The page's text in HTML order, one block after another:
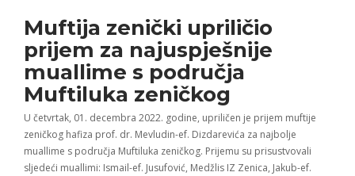
Muftija zenički upriličio
prijem za najuspješnije
muallime s područja
Muftiluka zeničkog
U četvrtak, 01. decembra 2022. godine, upriličen je prijem muftije
zeničkog hafiza prof. dr. Mevludin-ef. Dizdarevića za najbolje
muallime s područja Muftiluka zeničkog. Prijemu su prisustvovali
sljedeći muallimi: Ismail-ef. Jusufović, Medžlis IZ Zenica, Jakub-ef.